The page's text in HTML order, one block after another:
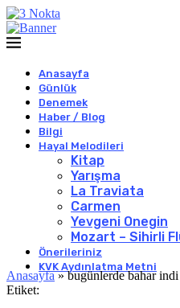
Anasayfa
Günlük
Denemek
Haber / Blog
Bilgi
Hayal Melodileri
Kitap
Yarışma
La Traviata
Carmen
Yevgeni Onegin
Mozart – Sihirli
Önerileriniz
KVK Aydınlatma Metni
Anasayfa»bugünlerde bahar indi
Etiket: